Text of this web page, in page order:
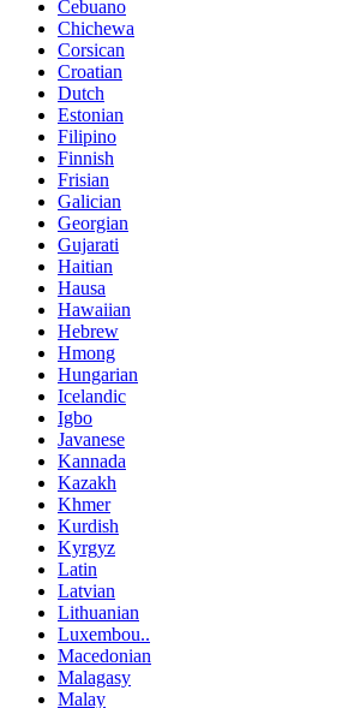
Cebuano
Chichewa
Corsican
Croatian
Dutch
Estonian
Filipino
Finnish
Frisian
Galician
Georgian
Gujarati
Haitian
Hausa
Hawaiian
Hebrew
Hmong
Hungarian
Icelandic
Igbo
Javanese
Kannada
Kazakh
Khmer
Kurdish
Kyrgyz
Latin
Latvian
Lithuanian
Luxembou..
Macedonian
Malagasy
Malay